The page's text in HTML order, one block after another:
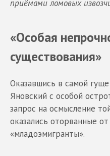
приёмами ломовых
«Особая
существования»
Оказавшись в самой гуще
Яновский с особой
запрос на осмысление
оказались оторванные
«младоэмигранты».